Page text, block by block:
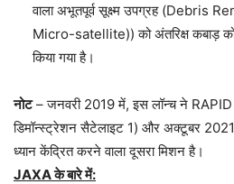
वाला अभूतपूर्व सूक्ष्म उपग्रह (Debris
Micro-satellite)) को अंतरिक्ष कबाड़
किया गया है।
नोट– जनवरी 2019 में, इस लॉन्च ने RAPID
डिमॉन्स्ट्रेशन सैटेलाइट 1) और अक्टूबर
ध्यान केंद्रित करने वाला दूसरा मिशन है।
JAXA के बारे में: